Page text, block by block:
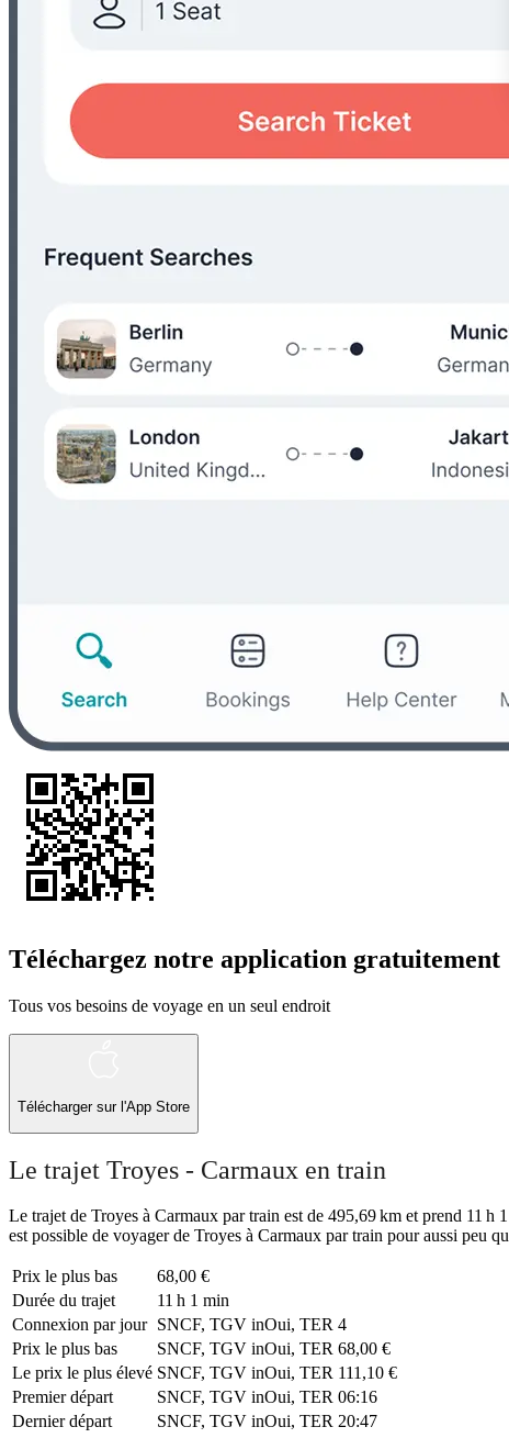
Téléchargez notre application gratuitement
Tous vos besoins de voyage en un seul endroit
Télécharger sur l'App Store
Le trajet Troyes - Carmaux en train
Le trajet de Troyes à Carmaux par train est de 495,69 km et prend 11
est possible de voyager de Troyes à Carmaux par train pour aussi peu
Prix ​​le plus bas
68,00 €
Durée du trajet
11 h 1 min
Connexion par jour SNCF, TGV inOui, TER 4
Prix ​​le plus bas
SNCF, TGV inOui, TER 68,00 €
Le prix le plus élevé SNCF, TGV inOui, TER 111,10 €
Premier départ
SNCF, TGV inOui, TER 06:16
Dernier départ
SNCF, TGV inOui, TER 20:47